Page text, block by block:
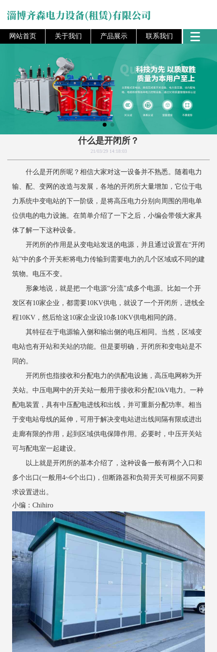
网站首页 关于我们 产品展示 联系我们
什么是开闭所？
21/03/29 14:18:03
什么是开闭所呢？相信大家对这一设备并不熟悉。随着电力
输、配、变网的改造与发展，各地的开闭所大量增加，它位于电
力系统中变电站的下一阶级，是将高压电力分别向周围的用电单
位供电的电力设施。在简单介绍了一下之后，小编会带领大家具
体了解一下这种设备。
开闭所的作用是从变电站发送的电源，并且通过设置在“开闭
站”中的多个开关柜将电力传输到需要电力的几个区域或不同的建
筑物。电压不变。
形象地说，就是把一个电源“分流”成多个电源。比如一个开
发区有10家企业，都需要10KV供电，就设了一个开闭所，进线全
程10KV，然后给这10家企业设10条10KV供电相同的路。
其特征在于电源输入侧和输出侧的电压相同。当然，区域变
电站也有开站和关站的功能。但是要明确，开闭所和变电站是不
同的。
开闭所也指接收和分配电力的供配电设施，高压电网称为开
关站。中压电网中的开关站一般用于接收和分配10kV电力。一种
配电装置，具有中压配电进线和出线，并可重新分配功率。相当
于变电站母线的延伸，可用于解决变电站进出线间隔有限或进出
走廊有限的作用，起到区域供电保障作用。必要时，中压开关站
可与配电室一起建设。
以上就是开闭所的基本介绍了，这种设备一般有两个入口和
多个出口(一般用4~6个出口)，但断路器和负荷开关可根据不同要
求设置进出。
小编：Chihiro